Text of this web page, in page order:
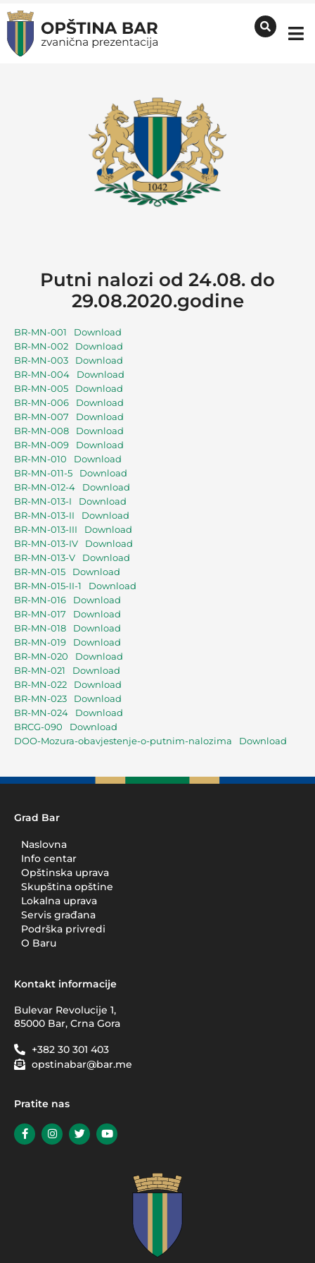
Putni nalozi od 24.08. do
29.08.2020.godine
BR-MN-001
Download
BR-MN-002
Download
BR-MN-003
Download
BR-MN-004
Download
BR-MN-005
Download
BR-MN-006
Download
BR-MN-007
Download
BR-MN-008
Download
BR-MN-009
Download
BR-MN-010
Download
BR-MN-011-5
Download
BR-MN-012-4
Download
BR-MN-013-I
Download
BR-MN-013-II
Download
BR-MN-013-III
Download
BR-MN-013-IV
Download
BR-MN-013-V
Download
BR-MN-015
Download
BR-MN-015-II-1
Download
BR-MN-016
Download
BR-MN-017
Download
BR-MN-018
Download
BR-MN-019
Download
BR-MN-020
Download
BR-MN-021
Download
BR-MN-022
Download
BR-MN-023
Download
BR-MN-024
Download
BRCG-090
Download
DOO-Mozura-obavjestenje-o-putnim-nalozima
Download
Grad Bar
Naslovna
Info centar
Opštinska uprava
Skupština opštine
Lokalna uprava
Servis građana
Podrška privredi
O Baru
Kontakt informacije
Bulevar Revolucije 1,
85000 Bar, Crna Gora
+382 30 301 403
opstinabar@bar.me
Pratite nas